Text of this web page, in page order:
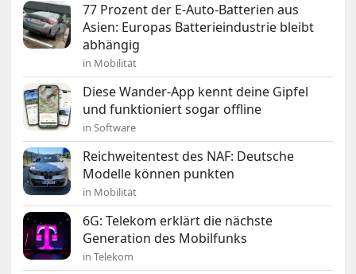
77 Prozent der E-Auto-Batterien aus
Asien: Europas Batterieindustrie bleibt
abhängig
in Mobilität
Diese Wander-App kennt deine Gipfel
und funktioniert sogar offline
in Software
Reichweitentest des NAF: Deutsche
Modelle können punkten
in Mobilität
6G: Telekom erklärt die nächste
Generation des Mobilfunks
in Telekom